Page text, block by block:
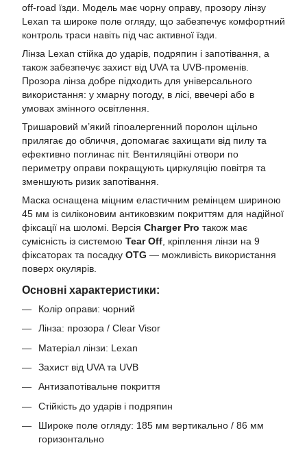
off-road їзди. Модель має чорну оправу, прозору лінзу
Lexan та широке поле огляду, що забезпечує комфортний
контроль траси навіть під час активної їзди.
Лінза Lexan стійка до ударів, подряпин і запотівання, а
також забезпечує захист від UVA та UVB-променів.
Прозора лінза добре підходить для універсального
використання: у хмарну погоду, в лісі, ввечері або в
умовах змінного освітлення.
Тришаровий м’який гіпоалергенний поролон щільно
прилягає до обличчя, допомагає захищати від пилу та
ефективно поглинає піт. Вентиляційні отвори по
периметру оправи покращують циркуляцію повітря та
зменшують ризик запотівання.
Маска оснащена міцним еластичним ремінцем шириною
45 мм із силіконовим антиковзким покриттям для надійної
фіксації на шоломі. Версія Charger Pro також має
сумісність із системою Tear Off , кріплення лінзи на 9
фіксаторах та посадку OTG — можливість використання
поверх окулярів.
Основні характеристики:
Колір оправи: чорний
Лінза: прозора / Clear Visor
Матеріал лінзи: Lexan
Захист від UVA та UVB
Антизапотівальне покриття
Стійкість до ударів і подряпин
Широке поле огляду: 185 мм вертикально / 86 мм
горизонтально